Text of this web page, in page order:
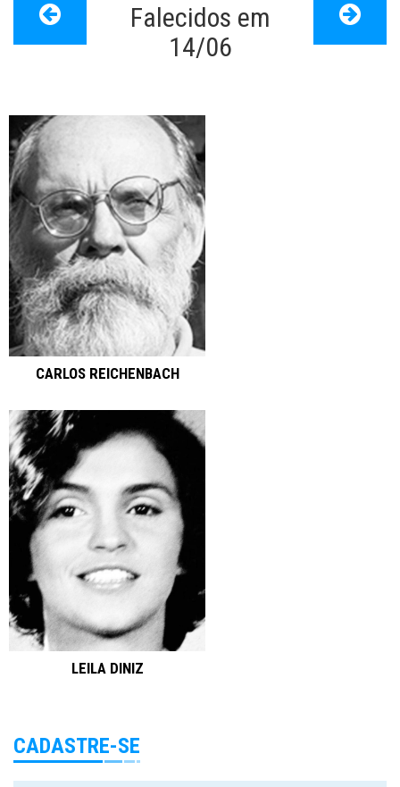
Papo de Cinema
Falecidos em
14/06
CARLOS REICHENBACH
LEILA DINIZ
CADASTRE-SE